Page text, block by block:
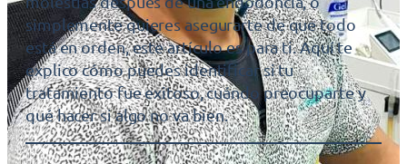
simplemente quieres asegurarte de que todo
está en orden, este artículo es para ti. Aquí te
explico cómo puedes identificar si tu
tratamiento fue exitoso, cuándo preocuparte y
qué hacer si algo no va bien.